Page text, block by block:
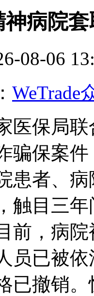
病院
08-06
WeTrade
医保局
骗保案
患者、
触目三
前，病
员已被
已撤销